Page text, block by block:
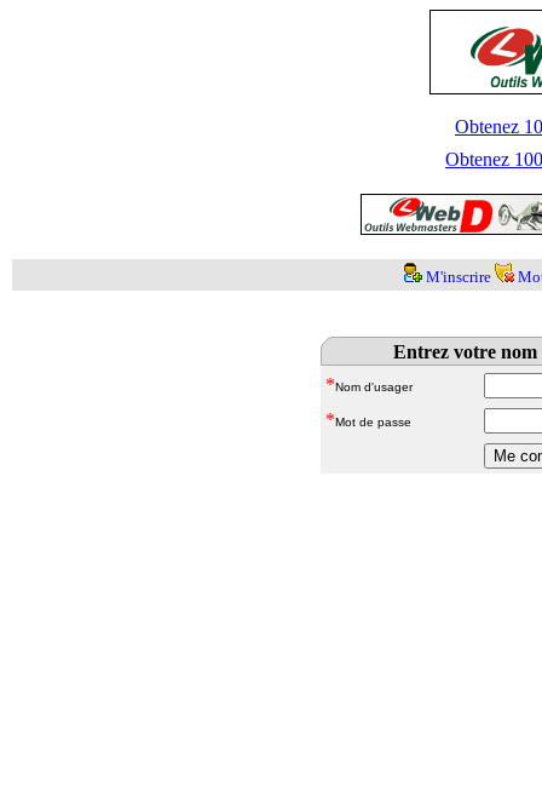
Obtenez
Obtenez
M'inscrire
Entrez votre nom
*Nom d'usager
*Mot de passe